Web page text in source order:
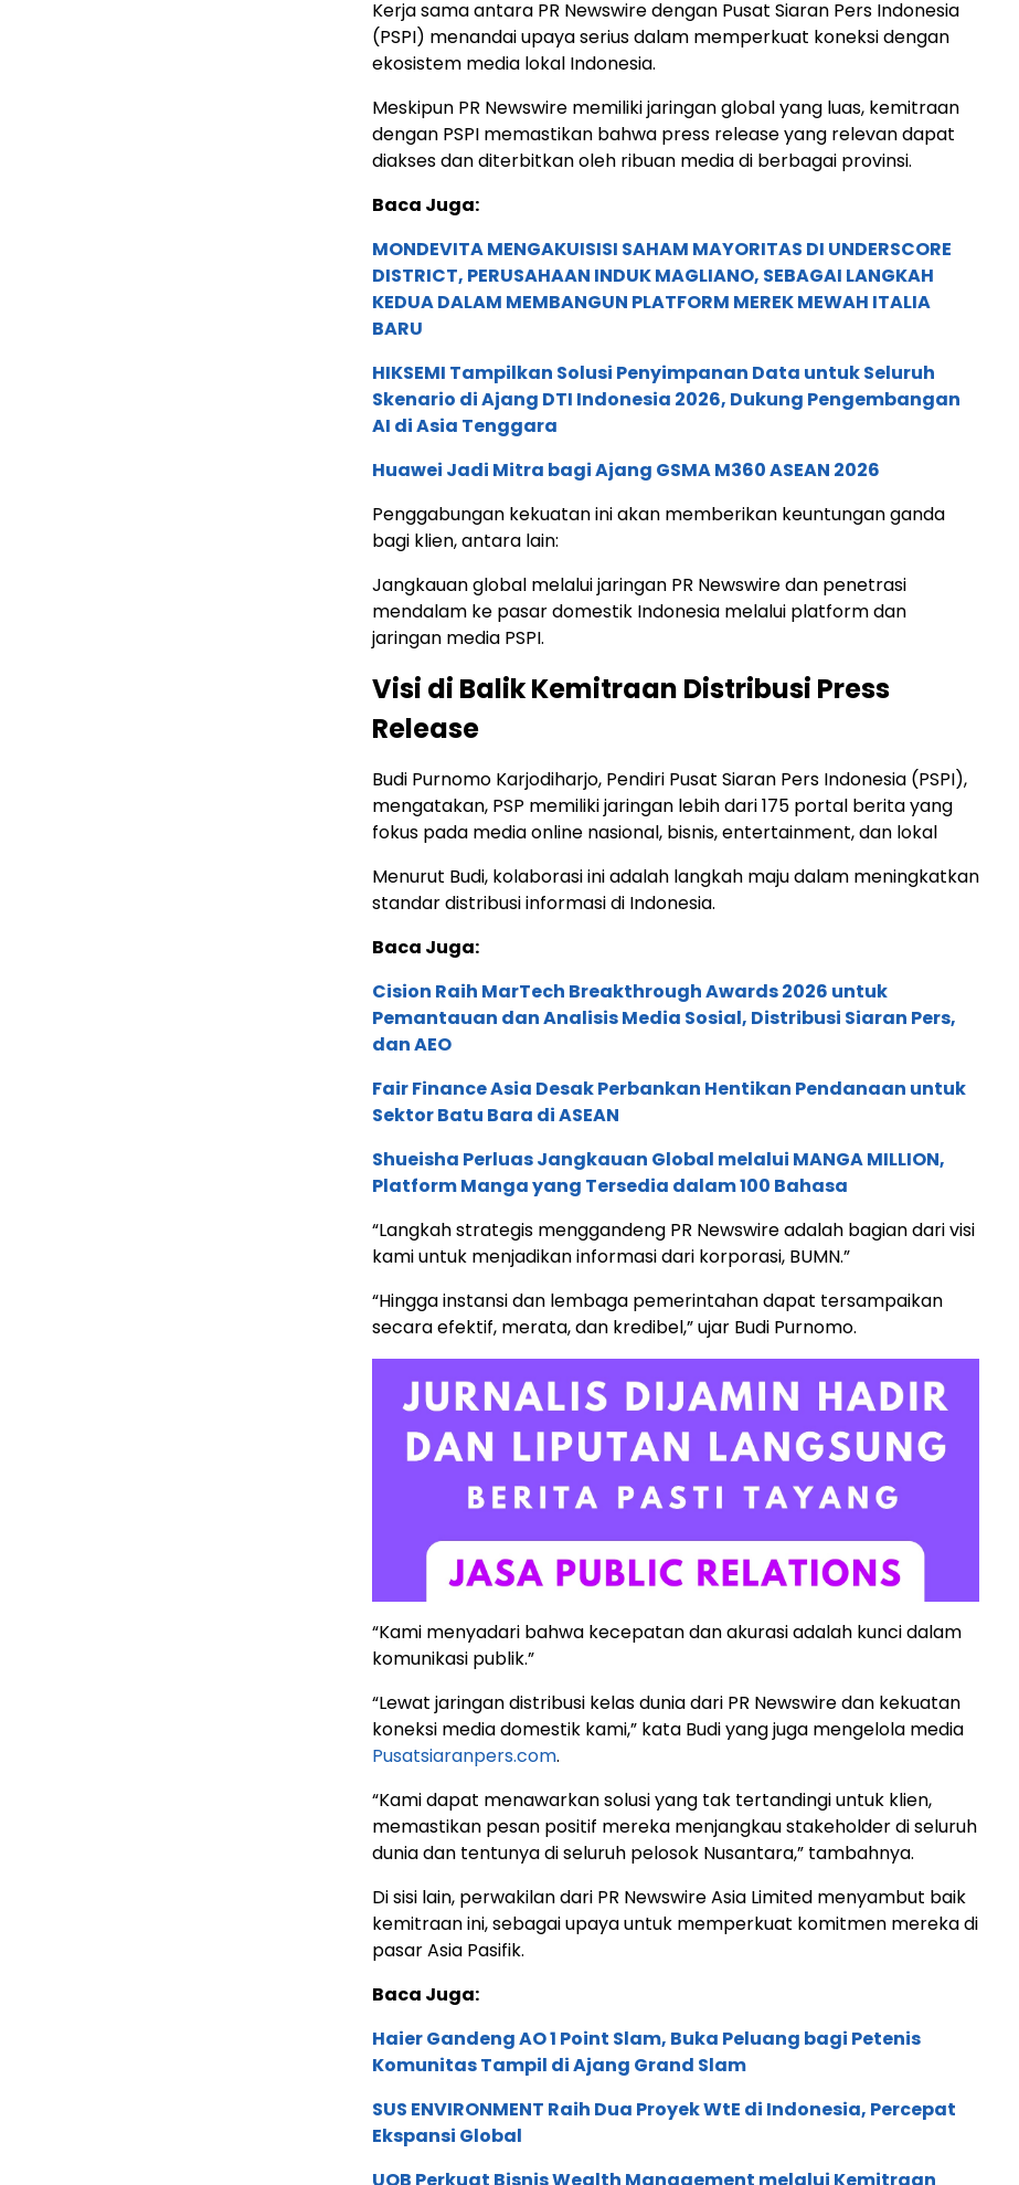
Kerja sama antara PR Newswire dengan Pusat Siaran Pers Indonesia
(PSPI) menandai upaya serius dalam memperkuat koneksi dengan
ekosistem media lokal Indonesia.
Meskipun PR Newswire memiliki jaringan global yang luas, kemitraan
dengan PSPI memastikan bahwa press release yang relevan dapat
diakses dan diterbitkan oleh ribuan media di berbagai provinsi.
Baca Juga:
MONDEVITA MENGAKUISISI SAHAM MAYORITAS DI UNDERSCORE
DISTRICT, PERUSAHAAN INDUK MAGLIANO, SEBAGAI LANGKAH
KEDUA DALAM MEMBANGUN PLATFORM MEREK MEWAH ITALIA
BARU
HIKSEMI Tampilkan Solusi Penyimpanan Data untuk Seluruh
Skenario di Ajang DTI Indonesia 2026, Dukung Pengembangan
AI di Asia Tenggara
Huawei Jadi Mitra bagi Ajang GSMA M360 ASEAN 2026
Penggabungan kekuatan ini akan memberikan keuntungan ganda
bagi klien, antara lain:
Jangkauan global melalui jaringan PR Newswire dan penetrasi
mendalam ke pasar domestik Indonesia melalui platform dan
jaringan media PSPI.
Visi di Balik Kemitraan Distribusi Press
Release
Budi Purnomo Karjodiharjo, Pendiri Pusat Siaran Pers Indonesia (PSPI),
mengatakan, PSP memiliki jaringan lebih dari 175 portal berita yang
fokus pada media online nasional, bisnis, entertainment, dan lokal
Menurut Budi, kolaborasi ini adalah langkah maju dalam meningkatkan
standar distribusi informasi di Indonesia.
Baca Juga:
Cision Raih MarTech Breakthrough Awards 2026 untuk
Pemantauan dan Analisis Media Sosial, Distribusi Siaran Pers,
dan AEO
Fair Finance Asia Desak Perbankan Hentikan Pendanaan untuk
Sektor Batu Bara di ASEAN
Shueisha Perluas Jangkauan Global melalui MANGA MILLION,
Platform Manga yang Tersedia dalam 100 Bahasa
“Langkah strategis menggandeng PR Newswire adalah bagian dari visi
kami untuk menjadikan informasi dari korporasi, BUMN.”
“Hingga instansi dan lembaga pemerintahan dapat tersampaikan
secara efektif, merata, dan kredibel,” ujar Budi Purnomo.
“Kami menyadari bahwa kecepatan dan akurasi adalah kunci dalam
komunikasi publik.”
“Lewat jaringan distribusi kelas dunia dari PR Newswire dan kekuatan
koneksi media domestik kami,” kata Budi yang juga mengelola media
Pusatsiaranpers.com.
“Kami dapat menawarkan solusi yang tak tertandingi untuk klien,
memastikan pesan positif mereka menjangkau stakeholder di seluruh
dunia dan tentunya di seluruh pelosok Nusantara,” tambahnya.
Di sisi lain, perwakilan dari PR Newswire Asia Limited menyambut baik
kemitraan ini, sebagai upaya untuk memperkuat komitmen mereka di
pasar Asia Pasifik.
Baca Juga:
Haier Gandeng AO 1 Point Slam, Buka Peluang bagi Petenis
Komunitas Tampil di Ajang Grand Slam
SUS ENVIRONMENT Raih Dua Proyek WtE di Indonesia, Percepat
Ekspansi Global
UOB Perkuat Bisnis Wealth Management melalui Kemitraan